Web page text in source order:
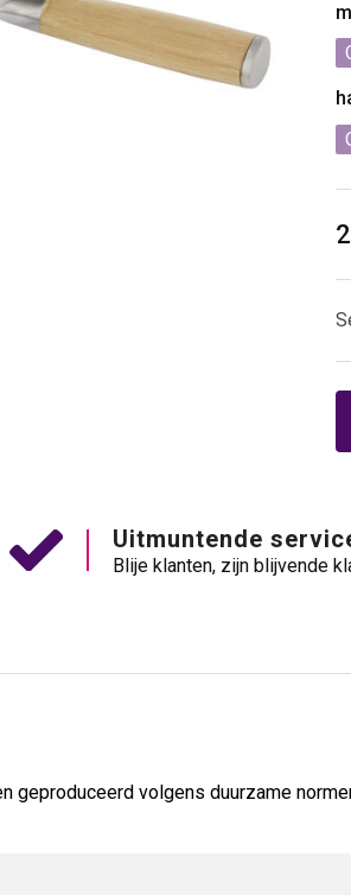
Uitmuntende
Blije klanten, zijn blijvende
geproduceerd volgens duurzame